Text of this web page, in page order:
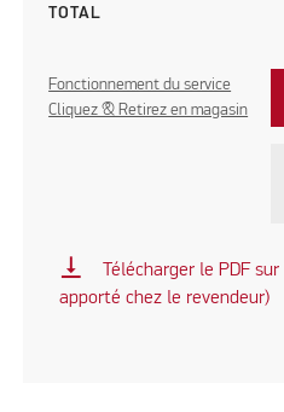
TOTAL
Fonctionnement du service
Cliquez & Retirez en magasin
vertical_align_bottom
Télécharger le PDF
apporté chez le revendeur)